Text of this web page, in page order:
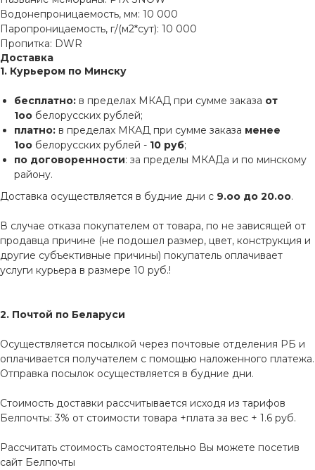
Водонепроницаемость, мм: 10 000
Паропроницаемость, г/(м2*сут): 10 000
Пропитка: DWR
Доставка
1. Курьером по Минску
бесплатно: в пределах МКАД при сумме заказа от
1оо белорусских рублей;
платно: в пределах МКАД при сумме заказа менее
1оо белорусских рублей - 10 руб;
по договоренности: за пределы МКАДа и по минскому
району.
Доставка осуществляется в будние дни с 9.оо до 20.оо.
В случае отказа покупателем от товара, по не зависящей от
продавца причине (не подошел размер, цвет, конструкция и
другие субъективные причины) покупатель оплачивает
услуги курьера в размере 10 руб.!
2. Почтой по Беларуси
Осуществляется посылкой через почтовые отделения РБ и
оплачивается получателем с помощью наложенного платежа.
Отправка посылок осуществляется в будние дни.
Стоимость доставки рассчитывается исходя из тарифов
Белпочты: 3% от стоимости товара +плата за вес + 1.6 руб.
Рассчитать стоимость самостоятельно Вы можете посетив
сайт Белпочты